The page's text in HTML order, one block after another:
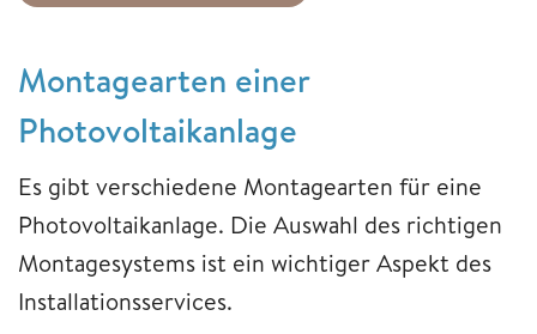
Montagearten einer
Photovoltaikanlage
Es gibt verschiedene Montagearten für eine
Photovoltaikanlage. Die Auswahl des richtigen
Montagesystems ist ein wichtiger Aspekt des
Installationsservices.